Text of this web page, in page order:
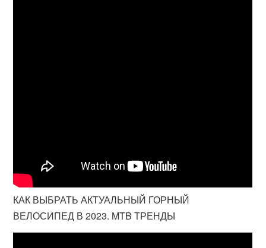
КАК ВЫБРАТЬ АКТУАЛЬНЫЙ ГОРНЫЙ
ВЕЛОСИПЕД В 2023. MTB ТРЕНДЫ